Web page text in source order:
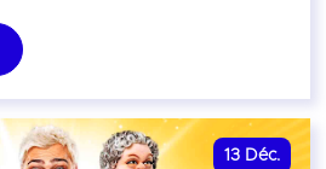
13 Déc.